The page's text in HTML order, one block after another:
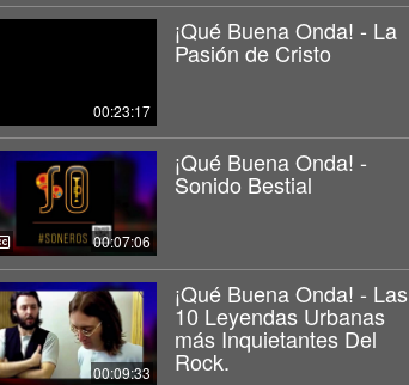
00:23:17
¡Qué Buena Onda! - La
Pasión de Cristo
00:07:06
¡Qué Buena Onda! -
Sonido Bestial
00:09:33
¡Qué Buena Onda! - Las
10 Leyendas Urbanas
más Inquietantes Del
Rock.